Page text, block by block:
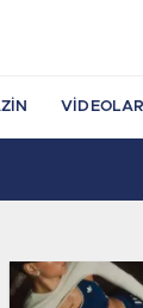
VIDEOLAR